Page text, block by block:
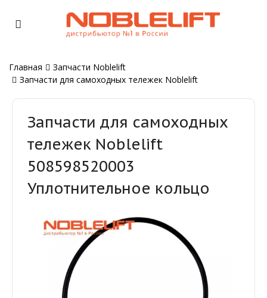
Главная
Запчасти Noblelift
Запчасти для самоходных тележек Noblelift
Запчасти для самоходных
тележек Noblelift
508598520003
Уплотнительное кольцо